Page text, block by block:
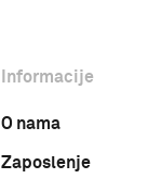
Informacije
O nama
Zaposlenje